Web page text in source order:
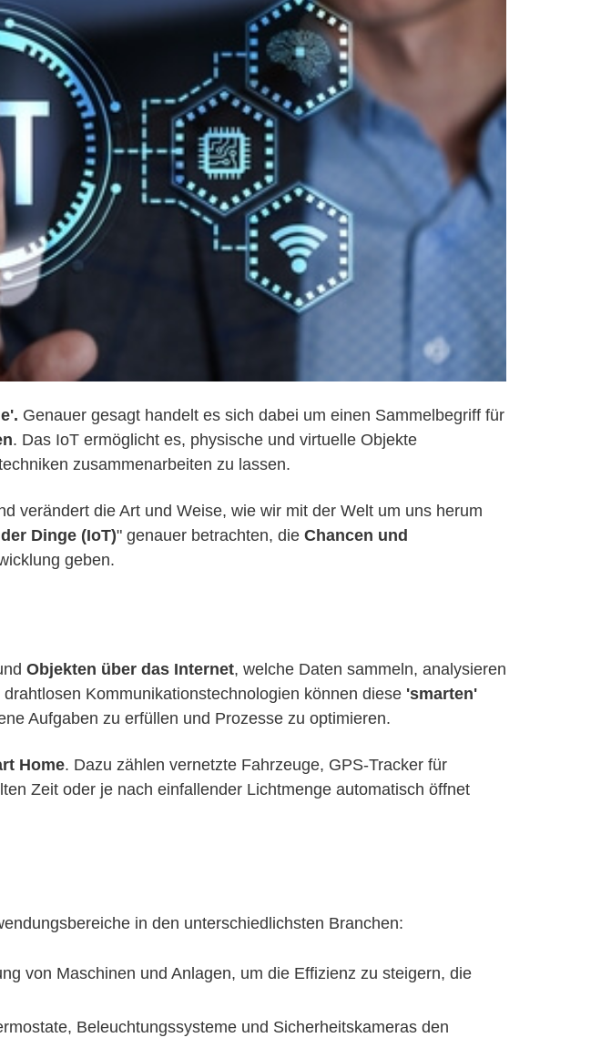
Genauer gesagt handelt es sich dabei um einen Sammelbegriff für
. Das IoT ermöglicht es, physische und virtuelle Objekte
zusammenarbeiten zu lassen.
verändert die Art und Weise, wie wir mit der Welt um uns herum
Dinge (IoT)" genauer betrachten, die Chancen und
geben.
Objekten über das Internet, welche Daten sammeln, analysieren
Kommunikationstechnologien können diese 'smarten'
Aufgaben zu erfüllen und Prozesse zu optimieren.
Home. Dazu zählen vernetzte Fahrzeuge, GPS-Tracker für
Zeit oder je nach einfallender Lichtmenge automatisch öffnet
in den unterschiedlichsten Branchen:
von Maschinen und Anlagen, um die Effizienz zu steigern, die
Beleuchtungssysteme und Sicherheitskameras den